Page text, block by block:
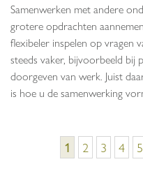
Samenwerken met andere
grotere opdrachten
flexibeler inspelen op vragen
steeds vaker, bijvoorbeeld bij
doorgeven van werk. Juist
is hoe u de samenwerking
1 2 3 4 5